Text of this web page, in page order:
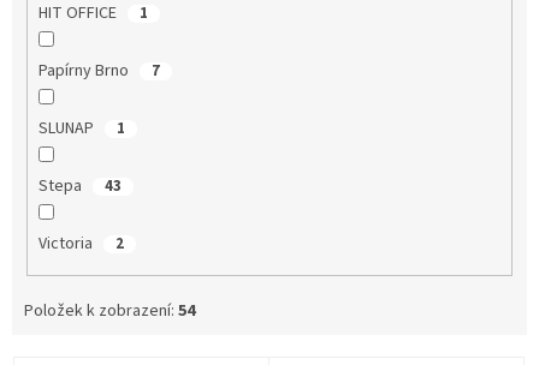
HIT OFFICE 1
Papírny Brno 7
SLUNAP 1
Stepa 43
Victoria 2
Položek k zobrazení: 54